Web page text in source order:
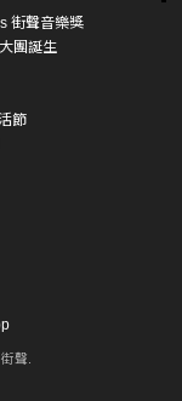
街聲音樂獎
團誕生
節
聲.